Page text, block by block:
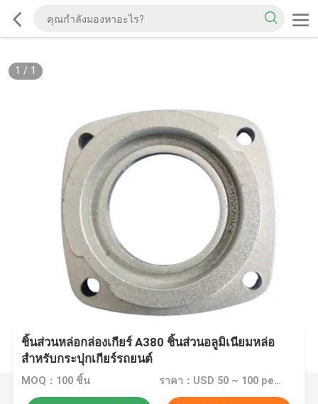
1 / 1
ชิ้นส่วนหล่อกล่องเกียร์ A380 ชิ้นส่วนอลูมิเนียมหล่อ
สำหรับกระปุกเกียร์รถยนต์
MOQ：100 ชิ้น ราคา：USD 50 ~ 100 per pc